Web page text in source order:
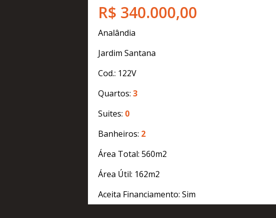
R$ 340.000,00
Analândia
Jardim Santana
Cod.: 122V
Quartos: 3
Suites: 0
Banheiros: 2
Área Total: 560m2
Área Útil: 162m2
Aceita Financiamento: Sim